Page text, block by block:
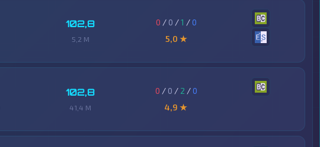
102,8
5,2 M
0 / 0 /1 /0
5,0 ★
102,8
41,4 M
0 / 0 / 2 /0
4,9 ★